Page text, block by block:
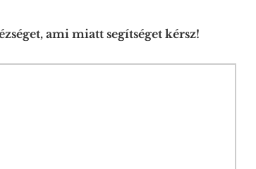
ami miatt segítséget kérsz!